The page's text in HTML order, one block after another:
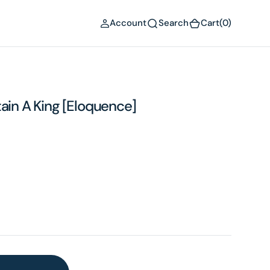
Account Search Cart(0)
A King [Eloquence]